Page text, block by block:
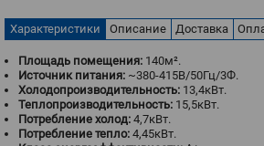
Характеристики Описание Доставка
Площадь помещения: 140м².
Источник питания: ~380-415В/50Гц/3Ф.
Холодопроизводительность: 13,4кВт.
Теплопроизводительность: 15,5кВт.
Потребление холод: 4,7кВт.
Потребление тепло: 4,45кВт.